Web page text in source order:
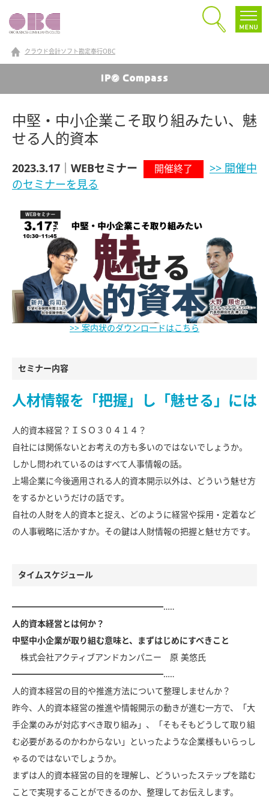
クラウド会計ソフト勘定奉行OBC
中堅・中小企業こそ取り組みたい、魅
せる人的資本
2023.3.17｜WEBセミナー 開催終了
>> 開催中
のセミナーを見る
>> 案内状のダウンロードはこちら
セミナー内容
人材情報を「把握」し「魅せる」には
人的資本経営？ＩＳＯ３０４１４？
自社には関係ないとお考えの方も多いのではないでしょうか。
しかし問われているのはすべて人事情報の話。
上場企業に今後適用される人的資本開示以外は、どういう魅せ方
をするかというだけの話です。
自社の人財を人的資本と捉え、どのように経営や採用・定着など
の人事戦略に活かすか。その鍵は人財情報の把握と魅せ方です。
タイムスケジュール
━━━━━━━━━━━━━━━━━━…‥
人的資本経営とは何か？
中堅中小企業が取り組む意味と、まずはじめにすべきこと
株式会社アクティブアンドカンパニー 原 美悠氏
━━━━━━━━━━━━━━━━━━…‥
人的資本経営の目的や推進方法について整理しませんか？
昨今、人的資本経営の推進や情報開示の動きが進む一方で、「大
手企業のみが対応すべき取り組み」、「そもそもどうして取り組
む必要があるのかわからない」といったような企業様もいらっし
ゃるのではないでしょうか。
まずは人的資本経営の目的を理解し、どういったステップを踏む
ことで実現することができるのか、整理してお伝えします。